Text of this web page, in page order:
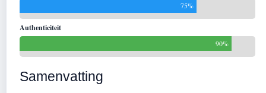
75%
Authenticiteit
90%
Samenvatting